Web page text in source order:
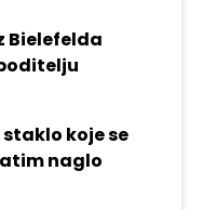
Bielefelda
koje se
naglo